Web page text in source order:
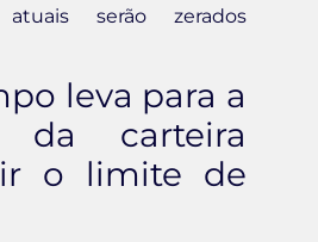
serão zerados
leva para a
da carteira
o limite de